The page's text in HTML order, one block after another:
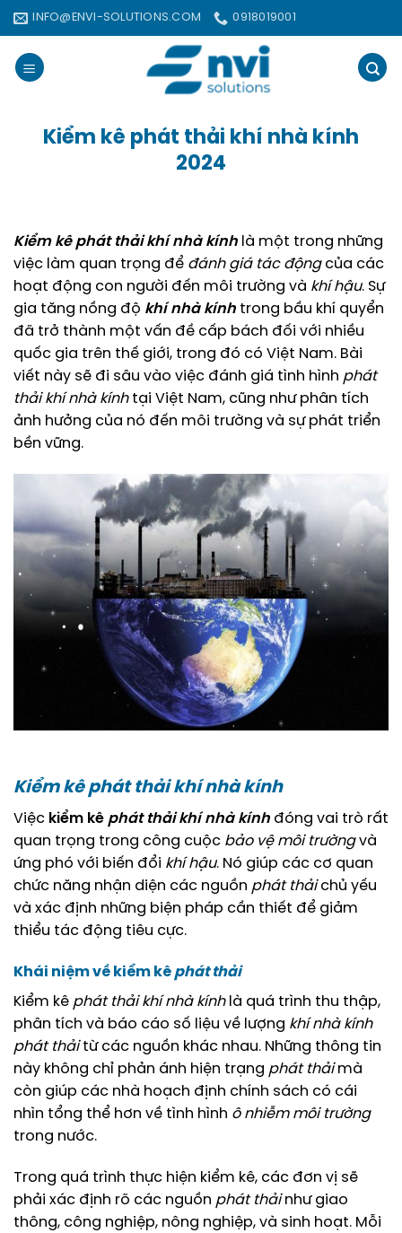
Bỏ
qua
nội
dung
INFO@ENVI-SOLUTIONS.COM 0918019001
Kiểm kê phát thải khí nhà kính
2024
Kiểm kê phát thải khí nhà kính là một trong những
việc làm quan trọng để đánh giá tác độngcủa các
hoạt động con người đến môi trường và khí hậu. Sự
gia tăng nồng độ khí nhà kính trong bầu khí quyển
đã trở thành một vấn đề cấp bách đối với nhiều
quốc gia trên thế giới, trong đó có Việt Nam. Bài
viết này sẽ đi sâu vào việc đánh giá tình hình phát
thải khí nhà kínhtại Việt Nam, cũng như phân tích
ảnh hưởng của nó đến môi trường và sự phát triển
bền vững.
Kiểm kê phát thải khí nhà kính
Việc kiểm kê phát thải khí nhà kính đóng vai trò rất
quan trọng trong công cuộc bảo vệ môi trườngvà
ứng phó với biến đổi khí hậu. Nó giúp các cơ quan
chức năng nhận diện các nguồn phát thảichủ yếu
và xác định những biện pháp cần thiết để giảm
thiểu tác động tiêu cực.
Khái niệm về kiểm kê phát thải
Kiểm kê phát thải khí nhà kínhlà quá trình thu thập,
phân tích và báo cáo số liệu về lượng khí nhà kính
phát thảitừ các nguồn khác nhau. Những thông tin
này không chỉ phản ánh hiện trạng phát thảimà
còn giúp các nhà hoạch định chính sách có cái
nhìn tổng thể hơn về tình hình ô nhiễm môi trường
trong nước.
Trong quá trình thực hiện kiểm kê, các đơn vị sẽ
phải xác định rõ các nguồn phát thảinhư giao
thông, công nghiệp, nông nghiệp, và sinh hoạt. Mỗi